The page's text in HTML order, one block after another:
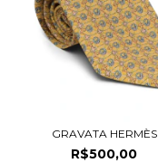
GRAVATA HERMÈS
R$500,00